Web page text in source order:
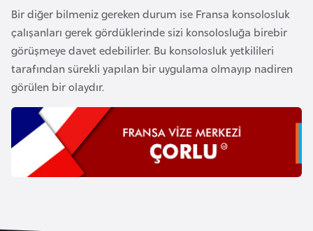
Bir diğer bilmeniz gereken durum ise Fransa konsolosluk
çalışanları gerek gördüklerinde sizi konsolosluğa birebir
görüşmeye davet edebilirler. Bu konsolosluk yetkilileri
tarafından sürekli yapılan bir uygulama olmayıp nadiren
görülen bir olaydır.
e
m
o
k
r
i
K
g